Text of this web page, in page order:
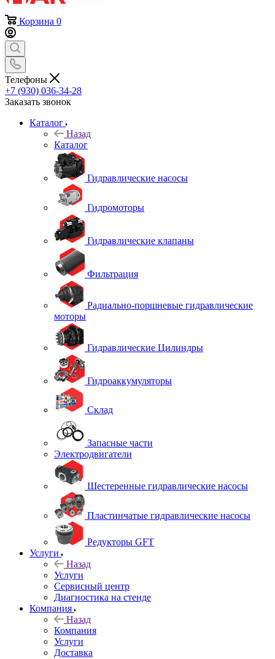
Корзина 0
Телефоны
+7 (930) 036-34-28
Заказать звонок
Каталог
Назад
Каталог
Гидравлические насосы
Гидромоторы
Гидравлические клапаны
Фильтрация
Радиально-поршневые гидравлические
моторы
Гидравлические Цилиндры
Гидроаккумуляторы
Склад
Запасные части
Электродвигатели
Шестеренные гидравлические насосы
Пластинчатые гидравлические насосы
Редукторы GFT
Услуги
Назад
Услуги
Сервисный центр
Диагностика на стенде
Компания
Назад
Компания
Услуги
Доставка